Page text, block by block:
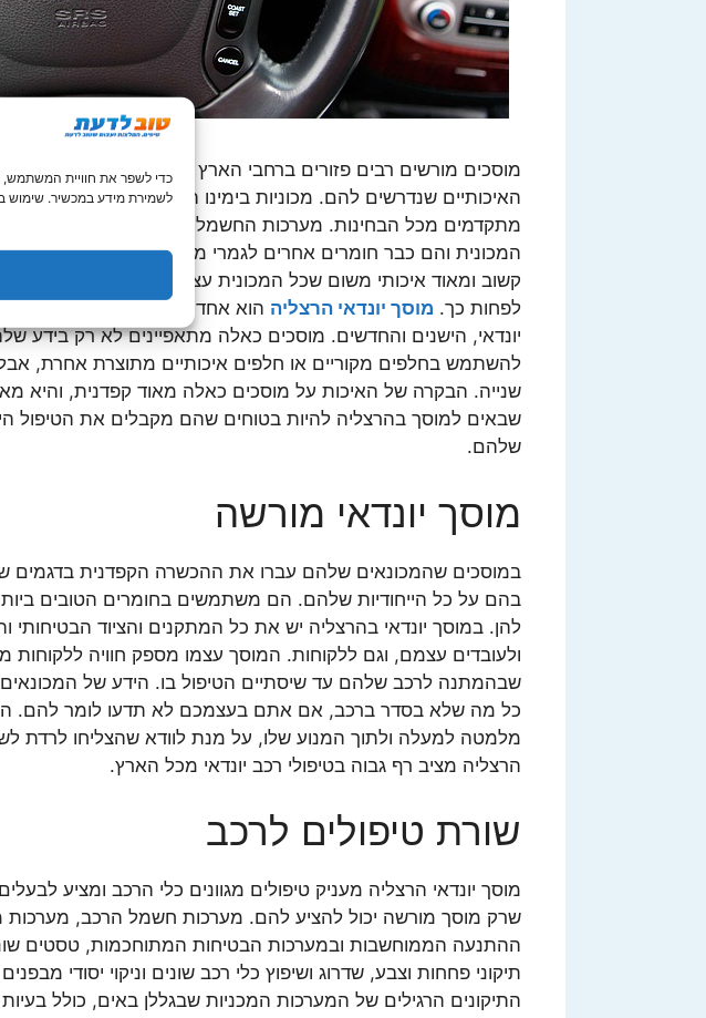
כדי לשפר את חוויית המשתמש,
לשמירת מידע במכשיר. שימוש
מוסכים מורשים רבים פזורים ברחבי הארץ והם מעניקים לרכבי
האיכותיים שנדרשים להם. מכוניות בימינו הן מכונות מתוחכמות
מתקדמים מכל הבחינות. מערכות החשמל ומחשב מצטרפות למרכב
המכונית והם כבר חומרים אחרים לגמרי ממה שהיה נהוג. מכוניות
קשוב ומאוד איכותי משום שכל המכונית עצמה היא עתירת ידע
לפחות כך. מוסך יונדאי הרצליה הוא אחד המוסכים המורשים
יונדאי, הישנים והחדשים. מוסכים כאלה מתאפיינים לא רק בידע
להשתמש בחלפים מקוריים או חלפים איכותיים מתוצרת אחרת,
שנייה. הבקרה של האיכות על מוסכים כאלה מאוד קפדנית, והיא
שבאים למוסך בהרצליה להיות בטוחים שהם מקבלים את הטיפול
שלהם.
מוסך יונדאי מורשה
במוסכים שהמכונאים שלהם עברו את ההכשרה הקפדנית בדגמים של
בהם על כל הייחודיות שלהם. הם משתמשים בחומרים הטובים
להן. במוסך יונדאי בהרצליה יש את כל המתקנים והציוד הבטיחותי
ולעובדים עצמם, וגם ללקוחות. המוסך עצמו מספק חוויה ללקוחות
שבהמתנה לרכב שלהם עד שיסתיים הטיפול בו. הידע של
כל מה שלא בסדר ברכב, אם אתם בעצמכם לא תדעו לומר להם. הם
מלמטה למעלה ולתוך המנוע שלו, על מנת לוודא שהצליחו לרדת
הרצליה מציב רף גבוה בטיפולי רכב יונדאי מכל הארץ.
שורת טיפולים לרכב
מוסך יונדאי הרצליה מעניק טיפולים מגוונים כלי הרכב ומציע
שרק מוסך מורשה יכול להציע להם. מערכות חשמל הרכב, מערכות
ההתנעה הממוחשבות ובמערכות הבטיחות המתוחכמות, טסטים
תיקוני פחחות וצבע, שדרוג ושיפוץ כלי רכב שונים וניקוי יסודי
התיקונים הרגילים של המערכות המכניות שבגללן באים, כולל